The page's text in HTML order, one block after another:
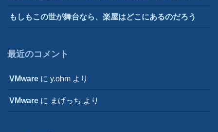
もしもこの世が舞台なら、楽屋はどこにあるのだろう
最近のコメント
VMware に y.ohm より
VMware に まげっち より